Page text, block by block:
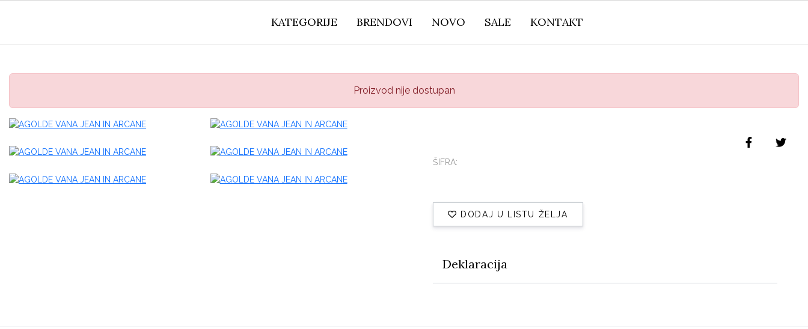
KATEGORIJE BRENDOVI NOVO SALE KONTAKT
Proizvod nije dostupan
ŠIFRA:
DODAJ U LISTU ŽELJA
Deklaracija